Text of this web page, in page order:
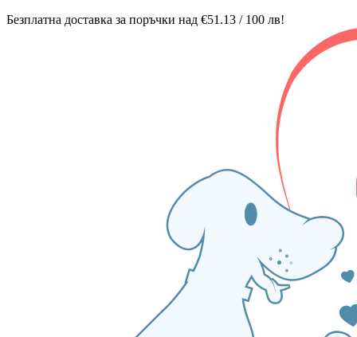
Безплатна доставка за поръчки над €51.13 / 100 лв!